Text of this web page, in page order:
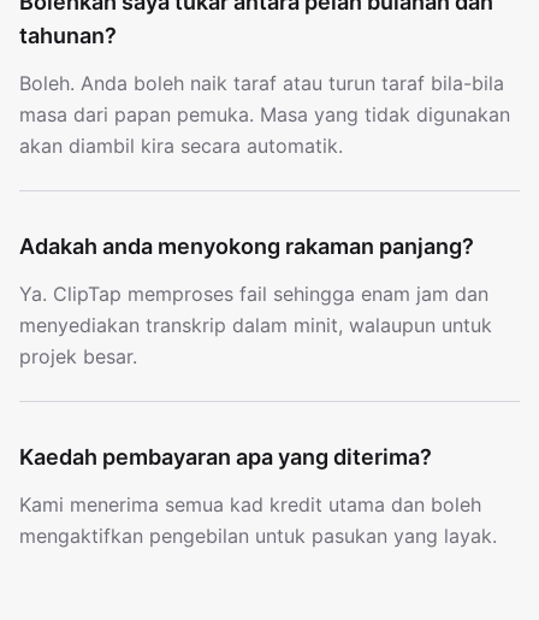
tahunan?
Boleh. Anda boleh naik taraf atau turun taraf bila-bila
masa dari papan pemuka. Masa yang tidak digunakan
akan diambil kira secara automatik.
Adakah anda menyokong rakaman panjang?
Ya. ClipTap memproses fail sehingga enam jam dan
menyediakan transkrip dalam minit, walaupun untuk
projek besar.
Kaedah pembayaran apa yang diterima?
Kami menerima semua kad kredit utama dan boleh
mengaktifkan pengebilan untuk pasukan yang layak.